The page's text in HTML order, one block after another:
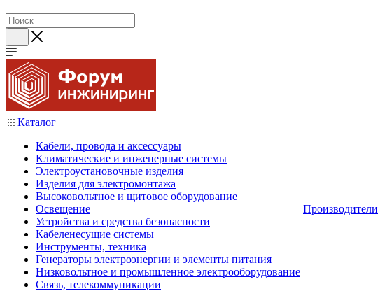
Каталог
Кабели, провода и аксессуары
Климатические и инженерные системы
Электроустановочные изделия
Изделия для электромонтажа
Высоковольтное и щитовое оборудование
Освещение
Устройства и средства безопасности
Кабеленесущие системы
Инструменты, техника
Генераторы электроэнергии и элементы питания
Низковольтное и промышленное электрооборудование
Связь, телекоммуникации
Производители